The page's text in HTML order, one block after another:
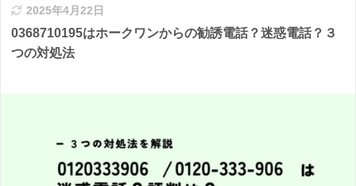
2025年4月22日
0368710195はホークワンからの勧誘電話？迷惑電話？３
つの対処法